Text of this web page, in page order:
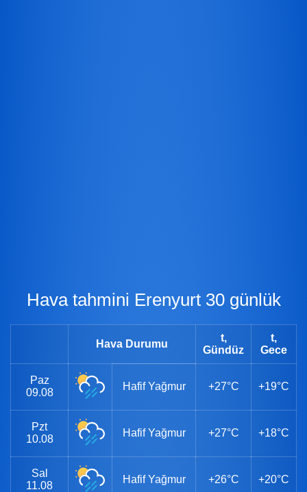
Hava tahmini Erenyurt 30 günlük
Hava Durumu
t,
Gündüz
t,
Gece
Paz
09.08
Hafif Yağmur +27°C +19°C
Pzt
10.08
Hafif Yağmur +27°C +18°C
Sal
11.08
Hafif Yağmur +26°C +20°C